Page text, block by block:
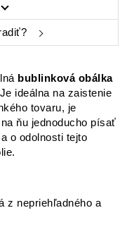
bublinková obálka
Je ideálna na zaistenie
tovaru, je
ňu jednoducho písať
o odolnosti tejto
z nepriehľadného a